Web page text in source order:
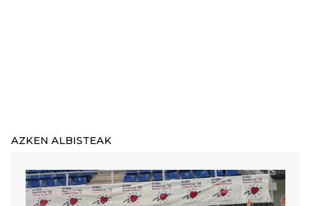
AZKEN ALBISTEAK
Irudia